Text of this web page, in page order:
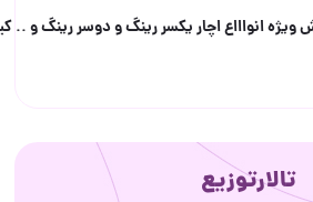
رینگ و دوسر رینگ و .. کیفی و جعبه ای و پلکانی